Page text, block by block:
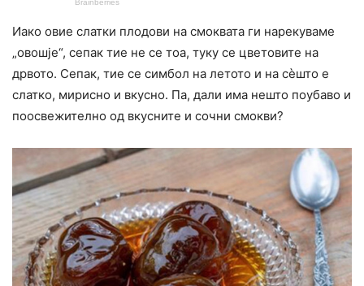
Иако овие слатки плодови на смоквата ги нарекуваме
„овошје“, сепак тие не се тоа, туку се цветовите на
дрвото. Сепак, тие се симбол на летото и на сèшто е
слатко, мирисно и вкусно. Па, дали има нешто поубаво и
поосвежително од вкусните и сочни смокви?